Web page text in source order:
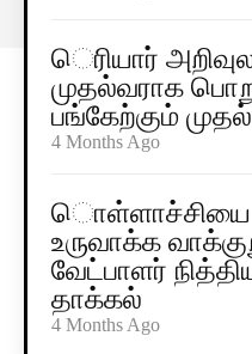
ெரியார்
முதல்வராக
பங்கேற்கும்
4 Months Ago
ொள்ளாச்சியை
உருவாக்க
வேட்பாளர்
தாக்கல்
4 Months Ago